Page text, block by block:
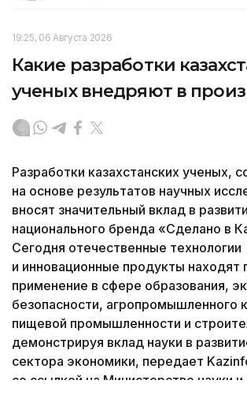
19:25, 06 Августа 2026
Какие разработки
ученых внедряют в
Разработки казахстанских ученых,
на основе результатов научных
вносят значительный вклад в
национального бренда «Сделано в
Сегодня отечественные технологии
и инновационные продукты находят
применение в сфере образования,
безопасности, агропромышленного
пищевой промышленности и
демонстрируя вклад науки в
сектора экономики, передает
со ссылкой на Министерство науки